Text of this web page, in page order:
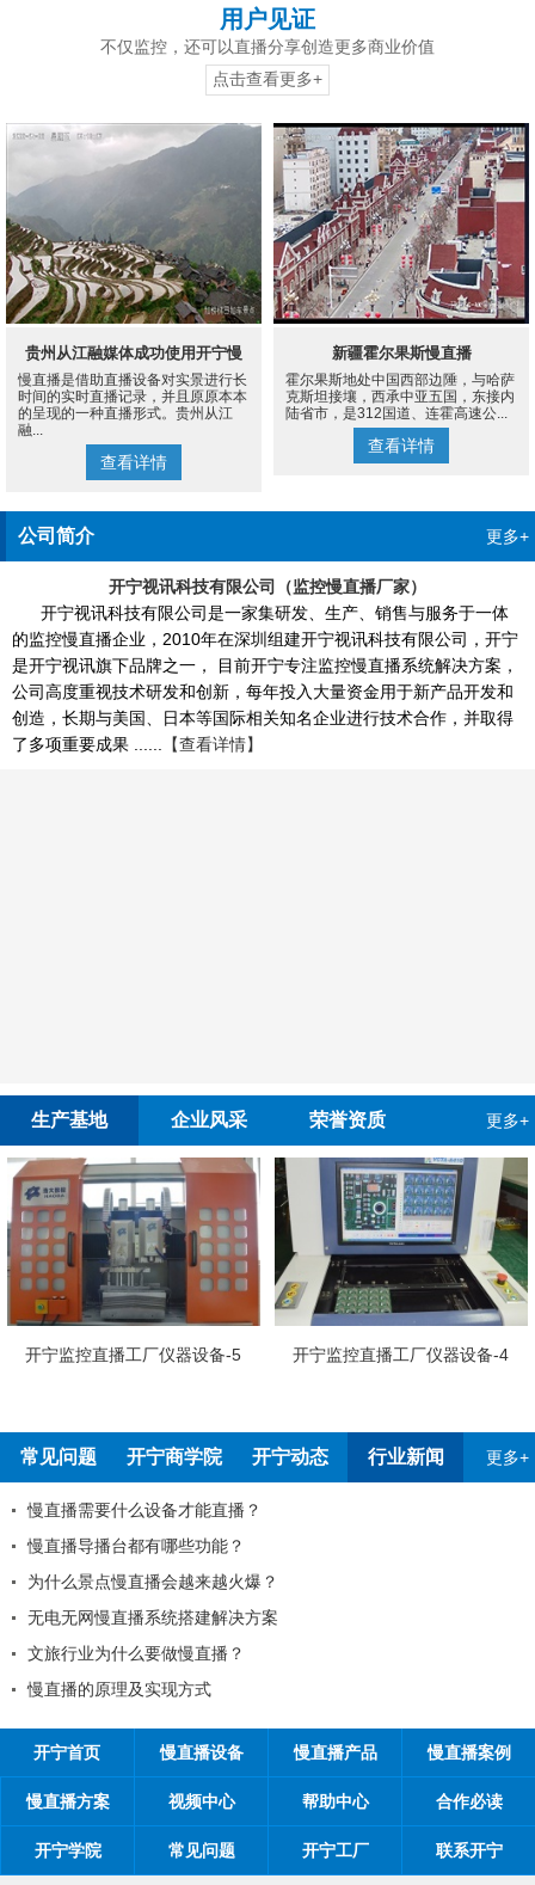
用户见证
不仅监控，还可以直播分享创造更多商业价值
点击查看更多+
贵州从江融媒体成功使用开宁慢
直播设备案例
慢直播是借助直播设备对实景进行长
时间的实时直播记录，并且原原本本
的呈现的一种直播形式。贵州从江
融...
查看详情
新疆霍尔果斯慢直播
霍尔果斯地处中国西部边陲，与哈萨
克斯坦接壤，西承中亚五国，东接内
陆省市，是312国道、连霍高速公...
查看详情
公司简介 更多+
开宁视讯科技有限公司（监控慢直播厂家）
开宁视讯科技有限公司是一家集研发、生产、销售与服务于一体
的监控慢直播企业，2010年在深圳组建开宁视讯科技有限公司，开宁
是开宁视讯旗下品牌之一， 目前开宁专注监控慢直播系统解决方案，
公司高度重视技术研发和创新，每年投入大量资金用于新产品开发和
创造，长期与美国、日本等国际相关知名企业进行技术合作，并取得
了多项重要成果 ......
【查看详情】
生产基地 企业风采 荣誉资质 更多+
开宁监控直播工厂仪器设备-5 开宁监控直播工厂仪器设备-4
常见问题 开宁商学院 开宁动态 行业新闻 更多+
慢直播需要什么设备才能直播？
慢直播导播台都有哪些功能？
为什么景点慢直播会越来越火爆？
无电无网慢直播系统搭建解决方案
文旅行业为什么要做慢直播？
慢直播的原理及实现方式
开宁首页 慢直播设备 慢直播产品 慢直播案例
慢直播方案 视频中心 帮助中心 合作必读
开宁学院 常见问题 开宁工厂 联系开宁